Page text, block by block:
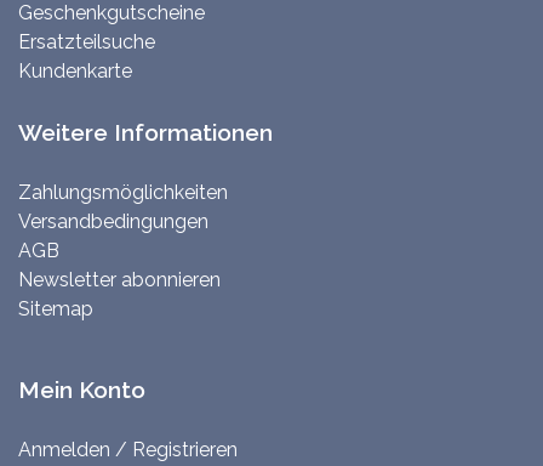
Geschenkgutscheine
Ersatzteilsuche
Kundenkarte
Weitere Informationen
Zahlungsmöglichkeiten
Versandbedingungen
AGB
Newsletter abonnieren
Sitemap
Mein Konto
Anmelden / Registrieren